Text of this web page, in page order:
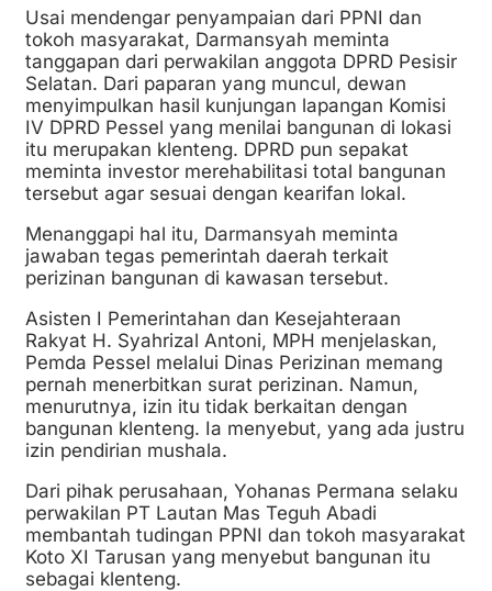
Usai mendengar penyampaian dari PPNI dan
tokoh masyarakat, Darmansyah meminta
tanggapan dari perwakilan anggota DPRD Pesisir
Selatan. Dari paparan yang muncul, dewan
menyimpulkan hasil kunjungan lapangan Komisi
IV DPRD Pessel yang menilai bangunan di lokasi
itu merupakan klenteng. DPRD pun sepakat
meminta investor merehabilitasi total bangunan
tersebut agar sesuai dengan kearifan lokal.
Menanggapi hal itu, Darmansyah meminta
jawaban tegas pemerintah daerah terkait
perizinan bangunan di kawasan tersebut.
Asisten I Pemerintahan dan Kesejahteraan
Rakyat H. Syahrizal Antoni, MPH menjelaskan,
Pemda Pessel melalui Dinas Perizinan memang
pernah menerbitkan surat perizinan. Namun,
menurutnya, izin itu tidak berkaitan dengan
bangunan klenteng. Ia menyebut, yang ada justru
izin pendirian mushala.
Dari pihak perusahaan, Yohanas Permana selaku
perwakilan PT Lautan Mas Teguh Abadi
membantah tudingan PPNI dan tokoh masyarakat
Koto XI Tarusan yang menyebut bangunan itu
sebagai klenteng.